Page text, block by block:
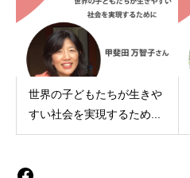
世界の子どもたちが生きや
すい社会を実現するため...